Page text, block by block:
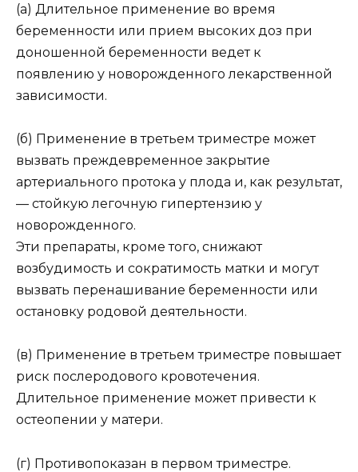
(a) Длительное применение во время
беременности или прием высоких доз при
доношенной беременности ведет к
появлению у новорожденного лекарственной
зависимости.
(б) Применение в третьем триместре может
вызвать преждевременное закрытие
артериального протока у плода и, как результат,
— стойкую легочную гипертензию у
новорожденного.
Эти препараты, кроме того, снижают
возбудимость и сократимость матки и могут
вызвать перенашивание беременности или
остановку родовой деятельности.
(в) Применение в третьем триместре повышает
риск послеродового кровотечения.
Длительное применение может привести к
остеопении у матери.
(г) Противопоказан в первом триместре.